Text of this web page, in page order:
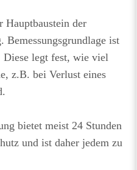
Hauptbaustein der
ist
Diese legt fest, wie viel
z.B. bei Verlust eines
bietet meist 24 Stunden
und ist daher jedem zu